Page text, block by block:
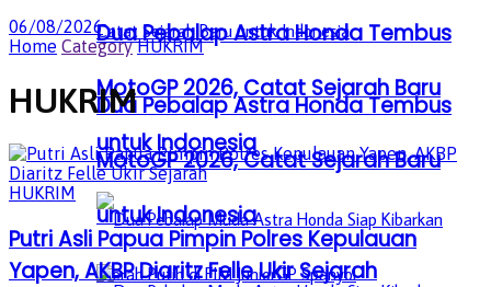
Dua Pebalap Astra Honda Tembus
MotoGP 2026, Catat Sejarah Baru
untuk Indonesia
Dua Pebalap Astra Honda Tembus
MotoGP 2026, Catat Sejarah Baru
untuk Indonesia
06/08/2026
Home Category HUKRIM
HUKRIM
HUKRIM
Putri Asli Papua Pimpin Polres Kepulauan
Yapen, AKBP Diaritz Felle Ukir Sejarah